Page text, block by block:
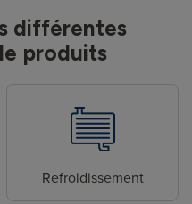
différentes
produits
Refroidissement